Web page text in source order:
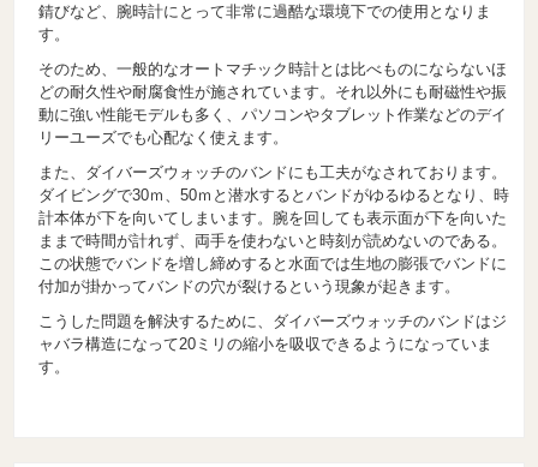
錆びなど、腕時計にとって非常に過酷な環境下での使用となりま
す。
そのため、一般的なオートマチック時計とは比べものにならないほ
どの耐久性や耐腐食性が施されています。それ以外にも耐磁性や振
動に強い性能モデルも多く、パソコンやタブレット作業などのデイ
リーユーズでも心配なく使えます。
また、ダイバーズウォッチのバンドにも工夫がなされております。
ダイビングで30ｍ、50ｍと潜水するとバンドがゆるゆるとなり、時
計本体が下を向いてしまいます。腕を回しても表示面が下を向いた
ままで時間が計れず、両手を使わないと時刻が読めないのである。
この状態でバンドを増し締めすると水面では生地の膨張でバンドに
付加が掛かってバンドの穴が裂けるという現象が起きます。
こうした問題を解決するために、ダイバーズウォッチのバンドはジ
ャバラ構造になって20ミリの縮小を吸収できるようになっていま
す。